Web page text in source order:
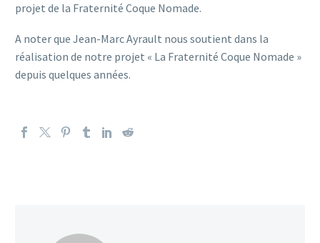
projet de la Fraternité Coque Nomade.
A noter que Jean-Marc Ayrault nous soutient dans la
réalisation de notre projet « La Fraternité Coque Nomade »
depuis quelques années.